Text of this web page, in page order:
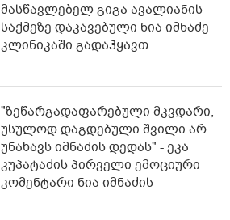
მასწავლებელ გიგა ავალიანის
საქმეზე დაკავებული ნია იმნაძე
კლინიკაში გადაჰყავთ
"ზეწარგადაფარებული მკვდარი,
უსულოდ დაგდებული შვილი არ
უნახავს იმნაძის დედას" - ეკა
კუპატაძის პირველი ემოციური
კომენტარი ნია იმნაძის